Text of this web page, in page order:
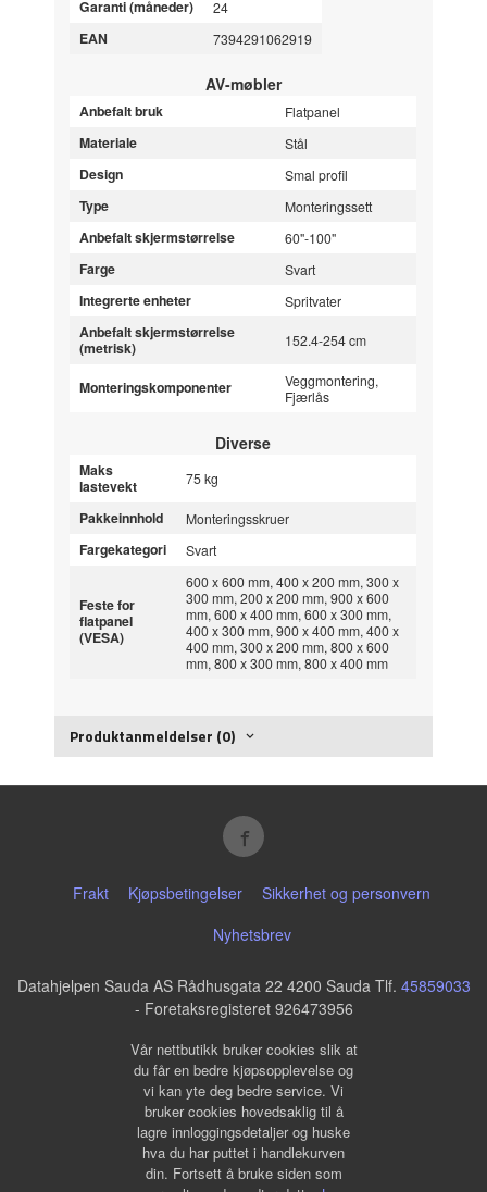
Garanti (måneder) 24
EAN 7394291062919
AV-møbler
Anbefalt bruk Flatpanel
Materiale Stål
Design Smal profil
Type Monteringssett
Anbefalt skjermstørrelse 60"-100"
Farge Svart
Integrerte enheter Spritvater
Anbefalt skjermstørrelse
(metrisk)
152.4-254 cm
Monteringskomponenter
Veggmontering,
Fjærlås
Diverse
Maks
lastevekt
75 kg
Pakkeinnhold Monteringsskruer
Fargekategori Svart
Feste for
flatpanel
(VESA)
600 x 600 mm, 400 x 200 mm, 300 x
300 mm, 200 x 200 mm, 900 x 600
mm, 600 x 400 mm, 600 x 300 mm,
400 x 300 mm, 900 x 400 mm, 400 x
400 mm, 300 x 200 mm, 800 x 600
mm, 800 x 300 mm, 800 x 400 mm
Produktanmeldelser (0)
Frakt Kjøpsbetingelser
Sikkerhet og personvern
Nyhetsbrev
Datahjelpen Sauda AS Rådhusgata 22 4200 Sauda Tlf. 45859033
- Foretaksregisteret 926473956
Vår nettbutikk bruker cookies slik at
du får en bedre kjøpsopplevelse og
vi kan yte deg bedre service. Vi
bruker cookies hovedsaklig til å
lagre innloggingsdetaljer og huske
hva du har puttet i handlekurven
din. Fortsett å bruke siden som